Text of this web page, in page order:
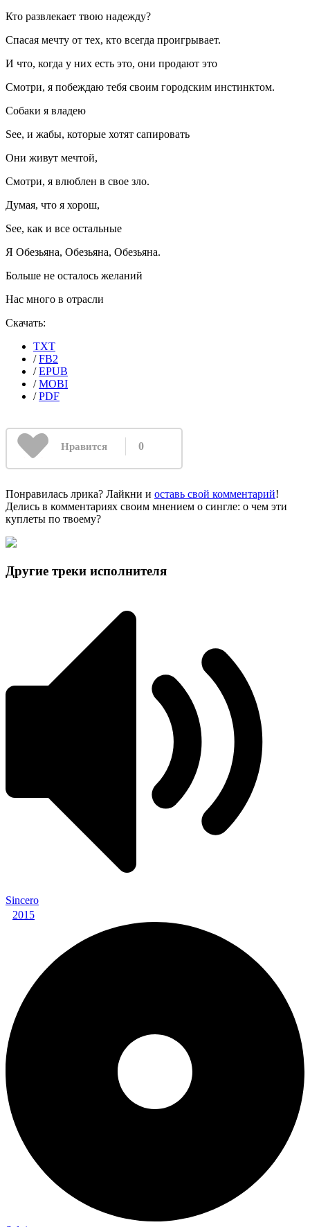
Кто развлекает твою надежду?
Спасая мечту от тех, кто всегда проигрывает.
И что, когда у них есть это, они продают это
Смотри, я побеждаю тебя своим городским инстинктом.
Собаки я владею
See, и жабы, которые хотят сапировать
Они живут мечтой,
Смотри, я влюблен в свое зло.
Думая, что я хорош,
See, как и все остальные
Я Обезьяна, Обезьяна, Обезьяна.
Больше не осталось желаний
Нас много в отрасли
Скачать:
TXT
/FB2
/EPUB
/MOBI
/PDF
Нравится 0
Понравилась лрика? Лайкни и оставь свой комментарий!
Делись в комментариях своим мнением о сингле: о чем эти
куплеты по твоему?
Другие треки исполнителя
Sincero
2015